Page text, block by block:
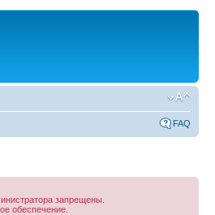
FAQ
запрещены.
обеспечение.